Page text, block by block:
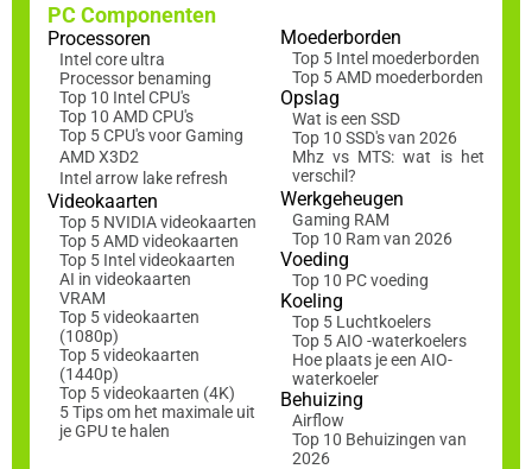
PC Componenten
Processoren
Intel core ultra
Processor benaming
Top 10 Intel CPU's
Top 10 AMD CPU's
Top 5 CPU's voor Gaming
AMD X3D2
Intel arrow lake refresh
Videokaarten
Top 5 NVIDIA videokaarten
Top 5 AMD videokaarten
Top 5 Intel videokaarten
AI in videokaarten
VRAM
Top 5 videokaarten
(1080p)
Top 5 videokaarten
(1440p)
Top 5 videokaarten (4K)
5 Tips om het maximale uit
je GPU te halen
Moederborden
Top 5 Intel moederborden
Top 5 AMD moederborden
Opslag
Wat is een SSD
Top 10 SSD's van 2026
Mhz vs MTS: wat is het
verschil?
Werkgeheugen
Gaming RAM
Top 10 Ram van 2026
Voeding
Top 10 PC voeding
Koeling
Top 5 Luchtkoelers
Top 5 AIO -waterkoelers
Hoe plaats je een AIO-
waterkoeler
Behuizing
Airflow
Top 10 Behuizingen van
2026